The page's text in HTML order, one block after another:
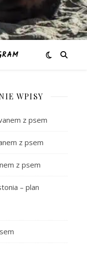
WPISY
z psem
z psem
z psem
– plan